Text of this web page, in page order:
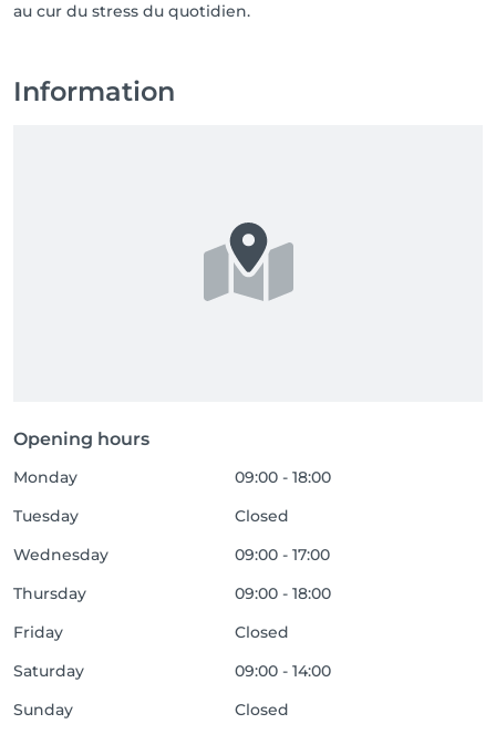
au cur du stress du quotidien.
Information
Opening hours
Monday
09:00 - 18:00
Tuesday
Closed
Wednesday
09:00 - 17:00
Thursday
09:00 - 18:00
Friday
Closed
Saturday
09:00 - 14:00
Sunday
Closed